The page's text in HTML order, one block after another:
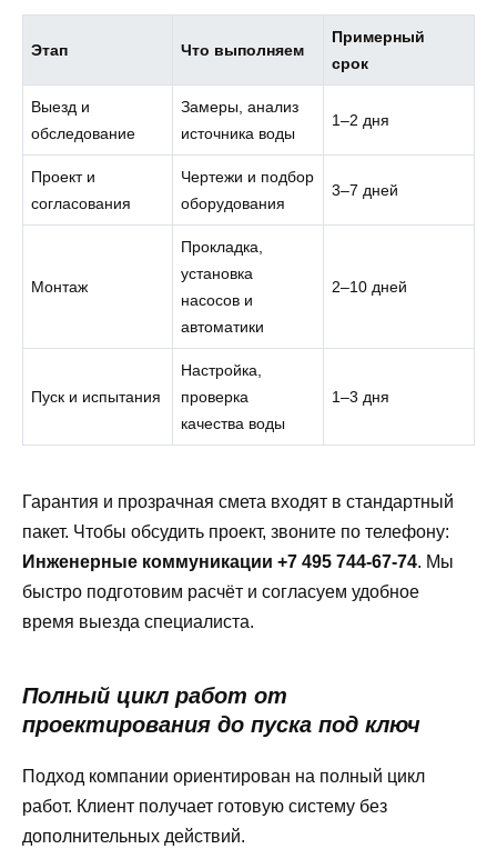
Этап Что выполняем
Примерный
срок
Выезд и
обследование
Замеры, анализ
источника воды
1–2 дня
Проект и
согласования
Чертежи и подбор
оборудования
3–7 дней
Монтаж
Прокладка,
установка
насосов и
автоматики
2–10 дней
Пуск и испытания
Настройка,
проверка
качества воды
1–3 дня
Гарантия и прозрачная смета входят в стандартный
пакет. Чтобы обсудить проект, звоните по телефону:
Инженерные коммуникации +7 495 744-67-74. Мы
быстро подготовим расчёт и согласуем удобное
время выезда специалиста.
Полный цикл работ от
проектирования до пуска под ключ
Подход компании ориентирован на полный цикл
работ. Клиент получает готовую систему без
дополнительных действий.